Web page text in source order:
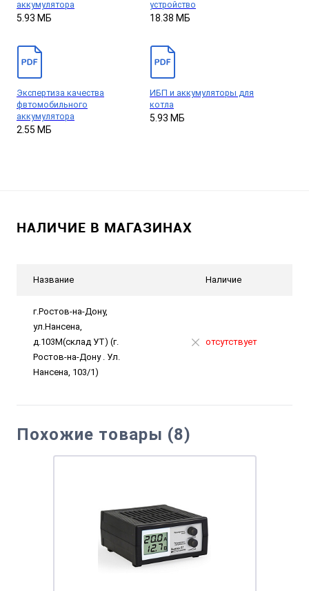
аккумулятора
5.93 МБ
устройство
18.38 МБ
Экспертиза качества
фвтомобильного
аккумулятора
2.55 МБ
ИБП и аккумуляторы для
котла
5.93 МБ
НАЛИЧИЕ В МАГАЗИНАХ
Название Наличие
г.Ростов-на-Дону,
ул.Нансена,
д.103М(склад УТ) (г.
Ростов-на-Дону . Ул.
Нансена, 103/1)
отсутствует
Похожие товары (8)